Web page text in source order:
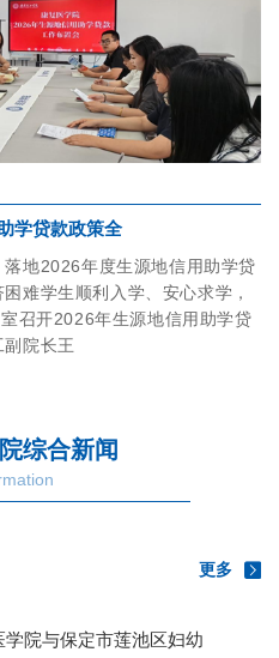
学贷款政策全
地2026年度生源地信用助学贷
难学生顺利入学、安心求学，
召开2026年生源地信用助学贷
院长王
综合新闻
更多
院与保定市莲池区妇幼